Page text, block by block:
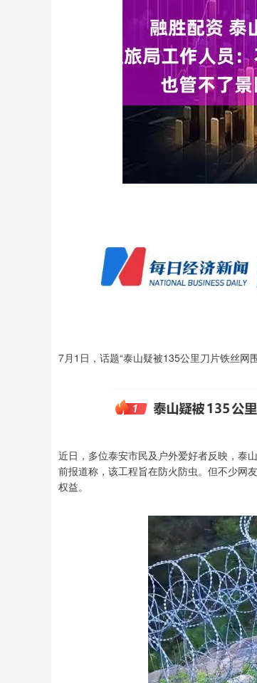
7月1日，话题“泰山疑被135公里刀片铁丝网
近日，多位泰安市民及户外爱好者反映，泰
前报道称，该工程旨在防火防虫。但不少网
权益。